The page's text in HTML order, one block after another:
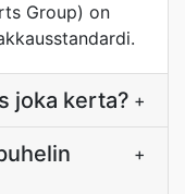
Group) on
joka kerta? +
+